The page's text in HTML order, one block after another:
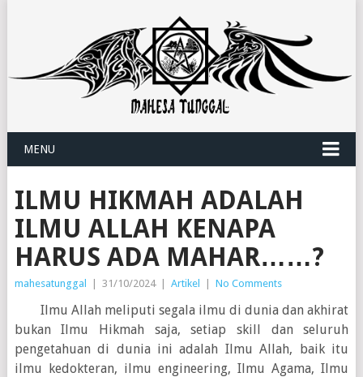
MENU
ILMU HIKMAH ADALAH
ILMU ALLAH KENAPA
HARUS ADA MAHAR……?
mahesatunggal | 31/10/2024 | Artikel | No Comments
Ilmu Allah meliputi segala ilmu di dunia dan akhirat
bukan Ilmu Hikmah saja, setiap skill dan seluruh
pengetahuan di dunia ini adalah Ilmu Allah, baik itu
ilmu kedokteran, ilmu engineering, Ilmu Agama, Ilmu